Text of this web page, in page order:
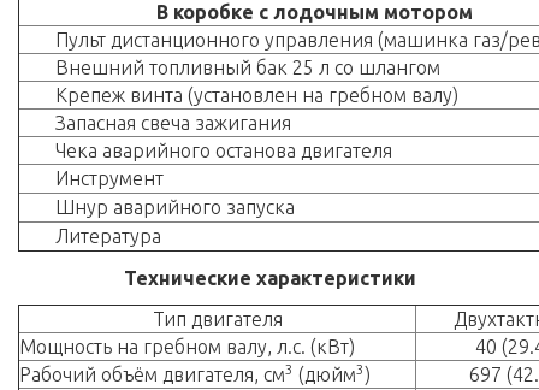
В коробке с лодочным мотором
Пульт дистанционного управления (машинка газ/
Внешний топливный бак 25 л со шлангом
Крепеж винта (установлен на гребном валу)
Запасная свеча зажигания
Чека аварийного останова двигателя
Инструмент
Шнур аварийного запуска
Литература
Технические характеристики
Тип двигателя
Мощность на гребном валу, л.с. (кВт)
40
Рабочий объём двигателя, см3 (дюйм3 )
697